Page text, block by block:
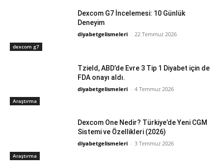
dexcom g7
Dexcom G7 İncelemesi: 10 Günlük
Deneyim
diyabetgelismeleri - 22 Temmuz 2026
Araştırma
Tzield, ABD’de Evre 3 Tip 1 Diyabet için de
FDA onayı aldı.
diyabetgelismeleri - 4 Temmuz 2026
Araştırma
Dexcom One Nedir? Türkiye’de Yeni CGM
Sistemi ve Özellikleri (2026)
diyabetgelismeleri - 3 Temmuz 2026